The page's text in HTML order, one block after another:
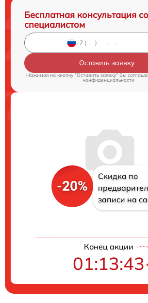
Бесплатная консультация со
специалистом
Оставить заявку
Нажимая на кнопку "Оставить заявку" Вы
конфиденциальности
-20%
Скидка по
записи на
Конец акции
01:13:42